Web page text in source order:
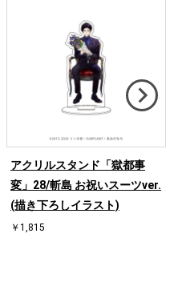
アクリルスタンド「獄都事
変」28/斬島 お祝いスーツver.
(描き下ろしイラスト)
￥1,815